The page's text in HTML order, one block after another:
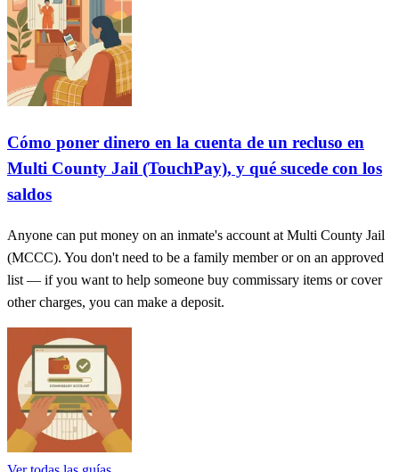
Cómo poner dinero en la cuenta de un recluso en
Multi County Jail (TouchPay), y qué sucede con los
saldos
Anyone can put money on an inmate's account at Multi County Jail
(MCCC). You don't need to be a family member or on an approved
list — if you want to help someone buy commissary items or cover
other charges, you can make a deposit.